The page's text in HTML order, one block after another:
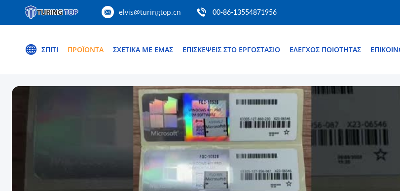
elvis@turingtop.cn 00-86-13554871956
ΣΠΊΤΙ ΠΡΟΪΌΝΤΑ ΣΧΕΤΙΚΆ ΜΕ ΕΜΆΣ ΕΠΙΣΚΈΨΕΙΣ ΣΤΟ ΕΡΓΟΣΤΆΣΙΟ ΈΛΕΓΧΟΣ ΠΟΙΌΤΗΤΑΣ